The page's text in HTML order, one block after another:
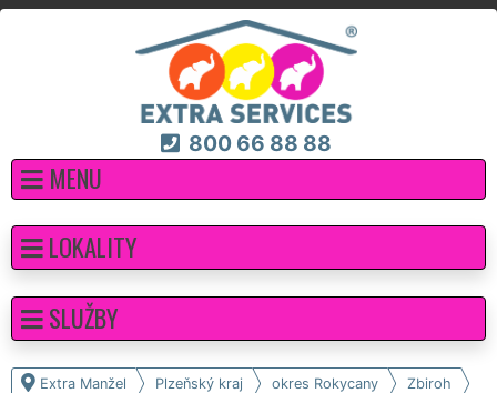
800 66 88 88
MENU
Extra Manžel Plzeňský kraj okres Rokycany Zbiroh
LOKALITY
SLUŽBY